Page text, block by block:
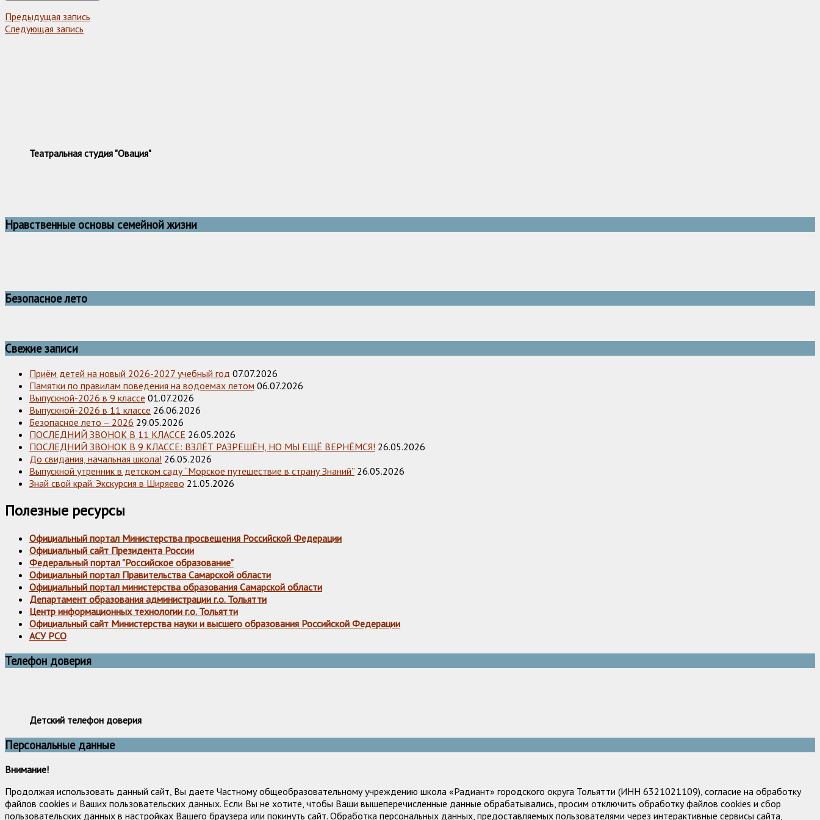
Предыдущая запись
Следующая запись
Театральная студия "Овация"
Нравственные основы семейной жизни
Безопасное лето
Свежие записи
Приём детей на новый 2026-2027 учебный год 07.07.2026
Памятки по правилам поведения на водоемах летом 06.07.2026
Выпускной-2026 в 9 классе 01.07.2026
Выпускной-2026 в 11 классе 26.06.2026
Безопасное лето – 2026 29.05.2026
ПОСЛЕДНИЙ ЗВОНОК В 11 КЛАССЕ 26.05.2026
ПОСЛЕДНИЙ ЗВОНОК В 9 КЛАССЕ: ВЗЛЁТ РАЗРЕШЁН, НО МЫ ЕЩЁ ВЕРНЁМСЯ! 26.05.2026
До свидания, начальная школа! 26.05.2026
Выпускной утренник в детском саду “Морское путешествие в страну Знаний” 26.05.2026
Знай свой край. Экскурсия в Ширяево 21.05.2026
Полезные ресурсы
Официальный портал Министерства просвещения Российской Федерации
Официальный сайт Президента России
Федеральный портал "Российское образование"
Официальный портал Правительства Самарской области
Официальный портал министерства образования Самарской области
Департамент образования администрации г.о. Тольятти
Центр информационных технологии г.о. Тольятти
Официальный сайт Министерства науки и высшего образования Российской Федерации
АСУ РСО
Телефон доверия
Детский телефон доверия
Персональные данные
Внимание!
Продолжая использовать данный сайт, Вы даете Частному общеобразовательному учреждению школа «Радиант» городского округа Тольятти (ИНН 6321021109), согласие на обработку
файлов cookies и Ваших пользовательских данных. Если Вы не хотите, чтобы Ваши вышеперечисленные данные обрабатывались, просим отключить обработку файлов cookies и сбор
пользовательских данных в настройках Вашего браузера или покинуть сайт. Обработка персональных данных, предоставляемых пользователями через интерактивные сервисы сайта,